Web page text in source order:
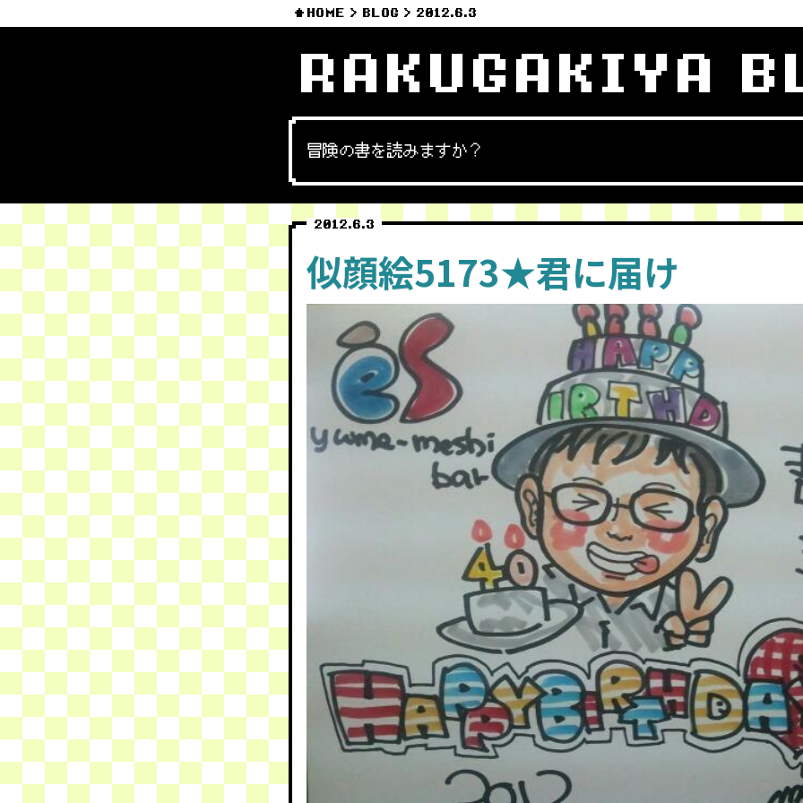
HOME BLOG 2012.6.3
RAKUGAKIYA
冒険の書を読みますか？
2012.6.3
似顔絵5173★君に届け